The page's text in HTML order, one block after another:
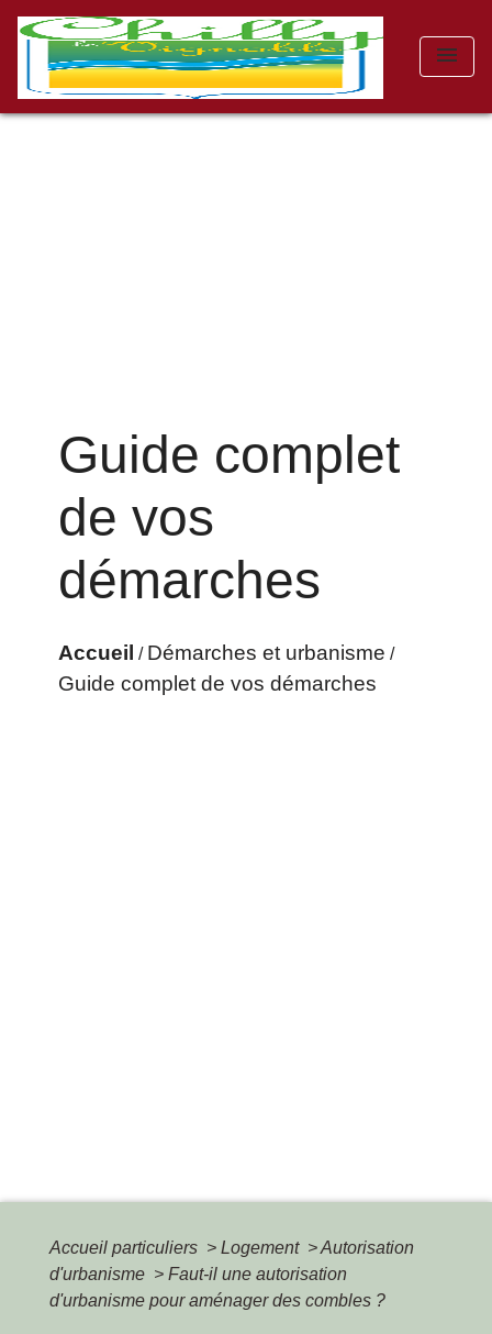
menu
Guide complet
de vos
démarches
Accueil / Démarches et urbanisme /
Guide complet de vos démarches
Accueil particuliers > Logement >Autorisation
d'urbanisme > Faut-il une autorisation
d'urbanisme pour aménager des combles ?